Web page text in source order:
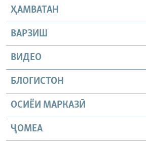
ҲАМВАТАН
ВАРЗИШ
ВИДЕО
БЛОГИСТОН
ОСИЁИ МАРКАЗӢ
ҶОМEА